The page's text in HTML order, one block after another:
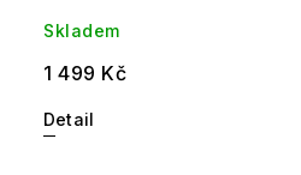
Skladem
1 499 Kč
Detail